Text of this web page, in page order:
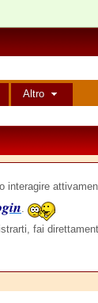
Altro
interagire
.
fai